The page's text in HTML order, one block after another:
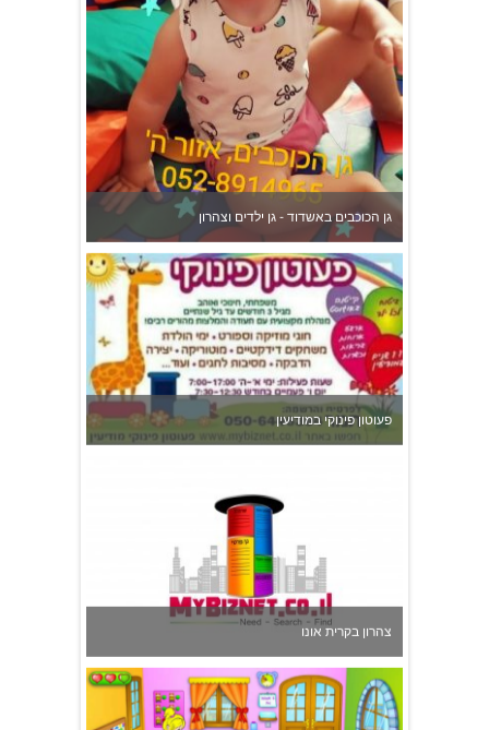
גן הכוכבים באשדוד - גן ילדים וצהרון
פעוטון פינוקי במודיעין
צהרון בקרית אונו